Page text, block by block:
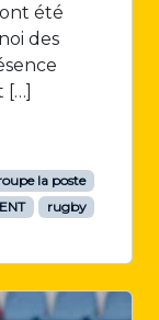
été
des
[…]
la poste
rugby